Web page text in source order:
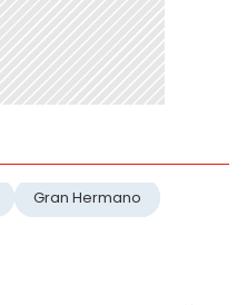
Gran Hermano